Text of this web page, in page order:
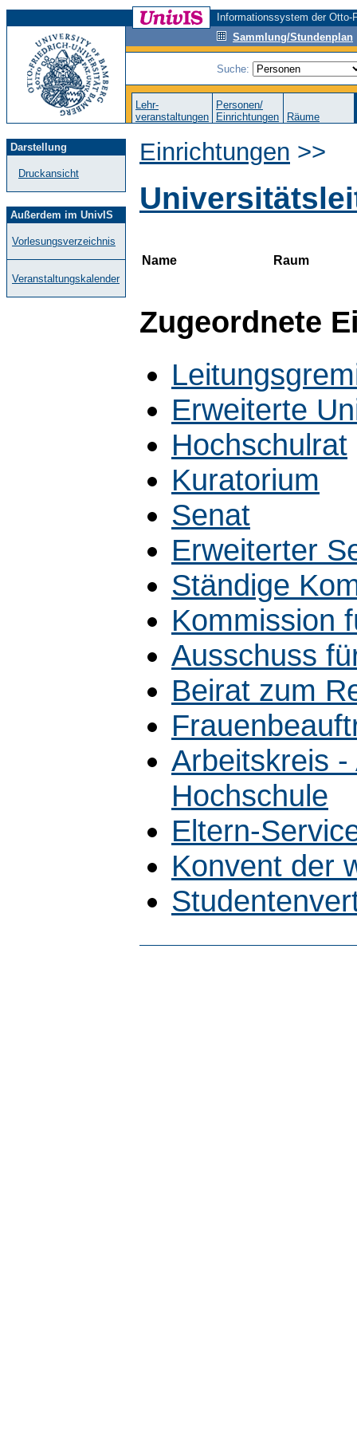
Informationssystem der
Sammlung/Stundenplan
Suche:
Lehr-
veranstaltungen
Personen/
Einrichtungen
Räume
Darstellung
Druckansicht
Außerdem im UnivIS
Vorlesungsverzeichnis
Veranstaltungskalender
Einrichtungen >>
Name Raum
Zugeordnete
Erweiterte
Hochschulrat
Kuratorium
Senat
Erweiterter
Ständige
Kommission
Ausschuss
Beirat zum
Arbeitskreis
Hochschule
Eltern-
Konvent der